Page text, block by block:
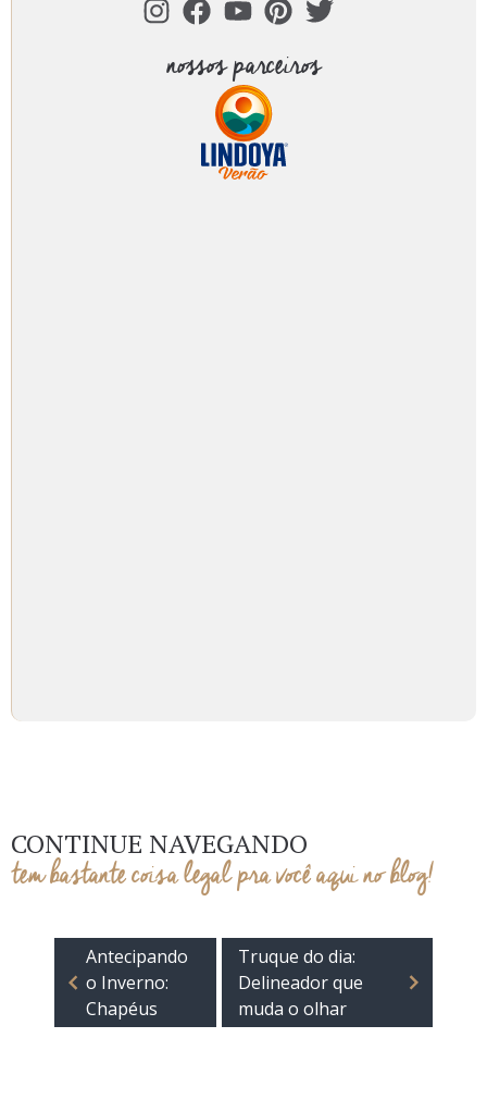
nossos parceiros
CONTINUE NAVEGANDO
tem bastante coisa legal pra você aqui no blog!
Antecipando
o Inverno:
Chapéus
Truque do dia:
Delineador que
muda o olhar